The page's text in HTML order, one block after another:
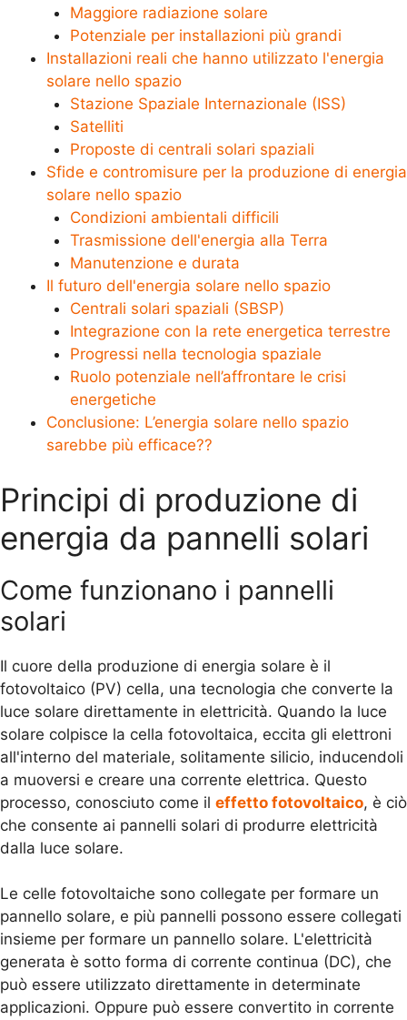
Maggiore radiazione solare
Potenziale per installazioni più grandi
Installazioni reali che hanno utilizzato l'energia
solare nello spazio
Stazione Spaziale Internazionale (ISS)
Satelliti
Proposte di centrali solari spaziali
Sfide e contromisure per la produzione di energia
solare nello spazio
Condizioni ambientali difficili
Trasmissione dell'energia alla Terra
Manutenzione e durata
Il futuro dell'energia solare nello spazio
Centrali solari spaziali (SBSP)
Integrazione con la rete energetica terrestre
Progressi nella tecnologia spaziale
Ruolo potenziale nell’affrontare le crisi
energetiche
Conclusione: L’energia solare nello spazio
sarebbe più efficace??
Principi di produzione di
energia da pannelli solari
Come funzionano i pannelli
solari
Il cuore della produzione di energia solare è il
fotovoltaico (PV) cella, una tecnologia che converte la
luce solare direttamente in elettricità. Quando la luce
solare colpisce la cella fotovoltaica, eccita gli elettroni
all'interno del materiale, solitamente silicio, inducendoli
a muoversi e creare una corrente elettrica. Questo
processo, conosciuto come il effetto fotovoltaico, è ciò
che consente ai pannelli solari di produrre elettricità
dalla luce solare.
Le celle fotovoltaiche sono collegate per formare un
pannello solare, e più pannelli possono essere collegati
insieme per formare un pannello solare. L'elettricità
generata è sotto forma di corrente continua (DC), che
può essere utilizzato direttamente in determinate
applicazioni. Oppure può essere convertito in corrente